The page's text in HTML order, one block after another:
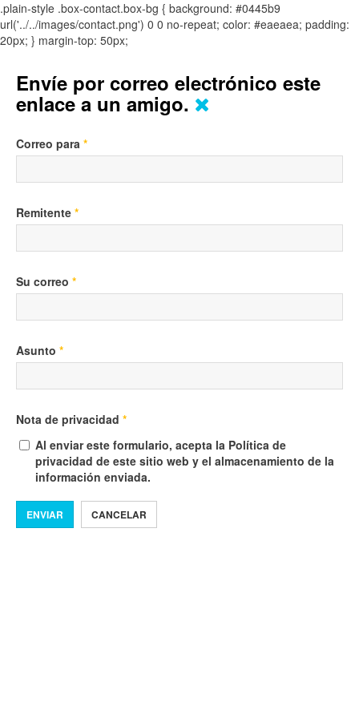
.plain-style .box-contact.box-bg { background: #0445b9
url('../../images/contact.png') 0 0 no-repeat; color: #eaeaea; padding:
20px; } margin-top: 50px;
Envíe por correo electrónico este
enlace a un amigo.
Correo para *
Remitente *
Su correo *
Asunto *
Nota de privacidad *
Al enviar este formulario, acepta la Política de
privacidad de este sitio web y el almacenamiento de la
información enviada.
ENVIAR CANCELAR